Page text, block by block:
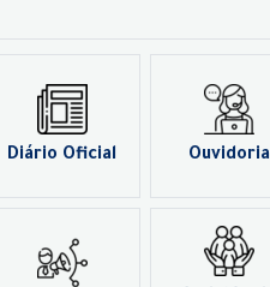
Diário Oficial Ouvidoria